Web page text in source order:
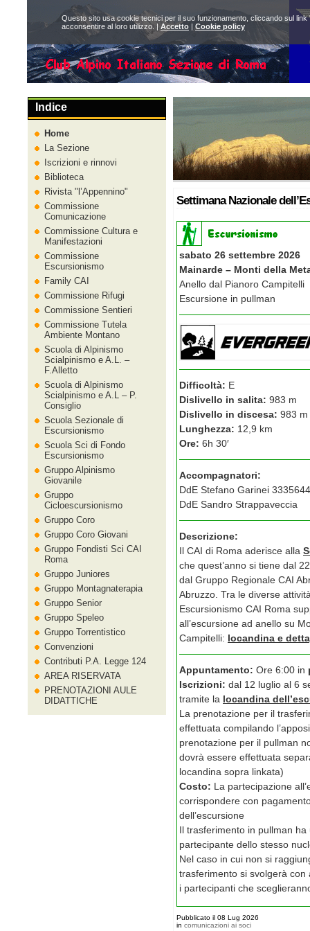
Settimana Nazionale
sabato 26 settembre 2026
Mainarde – Monti della
Anello dal Pianoro Campitelli
Escursione in pullman
Difficoltà: E
Dislivello in salita: 983 m
Dislivello in discesa: 983 m
Lunghezza: 12,9 km
Ore: 6h 30′
Accompagnatori:
DdE Stefano Garinei
DdE Sandro Strappaveccia
Descrizione:
Il CAI di Roma aderisce alla
che quest’anno si tiene dal
dal Gruppo Regionale CAI
Abruzzo. Tra le diverse
Escursionismo CAI Roma
all’escursione ad anello su
Campitelli: locandina e
Appuntamento: Ore 6:00 in
Iscrizioni: dal 12 luglio al 6
tramite la locandina
La prenotazione per il
effettuata compilando
prenotazione per il pullman
dovrà essere effettuata
locandina sopra linkata)
Costo: La partecipazione
corrispondere con
dell’escursione
Il trasferimento in pullman
partecipante dello stesso
Nel caso in cui non si
trasferimento si svolgerà
i partecipanti che
Pubblicato il 08 Lug 2026
in comunicazioni ai soci
Indice
Home
La Sezione
Iscrizioni e rinnovi
Biblioteca
Rivista
l’Appennino
Commissione
Comunicazione
Commissione Cultura e
Manifestazioni
Commissione
Escursionismo
Family CAI
Commissione Rifugi
Commissione Sentieri
Commissione Tutela
Ambiente Montano
Scuola di Alpinismo
Scialpinismo e A.L. –
F.Alletto
Scuola di Alpinismo
Scialpinismo e A.L – P.
Consiglio
Scuola Sezionale di
Escursionismo
Scuola Sci di Fondo
Escursionismo
Gruppo Alpinismo
Giovanile
Gruppo
Cicloescursionismo
Gruppo Coro
Gruppo Coro Giovani
Gruppo Fondisti Sci CAI
Roma
Gruppo Juniores
Gruppo Montagnaterapia
Gruppo Senior
Gruppo Speleo
Gruppo Torrentistico
Convenzioni
Contributi P.A. Legge 124
AREA RISERVATA
PRENOTAZIONI AULE
DIDATTICHE
Questo sito usa cookie tecnici per il suo funzionamento, cliccando sul
acconsentire al loro utilizzo. |Accetto | Cookie policy